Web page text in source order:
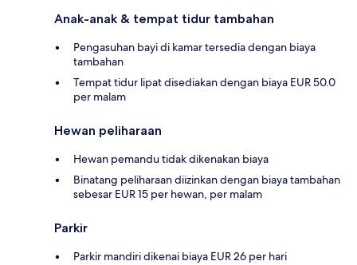
Anak-anak & tempat tidur tambahan
Pengasuhan bayi di kamar tersedia dengan biaya
tambahan
Tempat tidur lipat disediakan dengan biaya EUR 50.0
per malam
Hewan peliharaan
Hewan pemandu tidak dikenakan biaya
Binatang peliharaan diizinkan dengan biaya tambahan
sebesar EUR 15 per hewan, per malam
Parkir
Parkir mandiri dikenai biaya EUR 26 per hari